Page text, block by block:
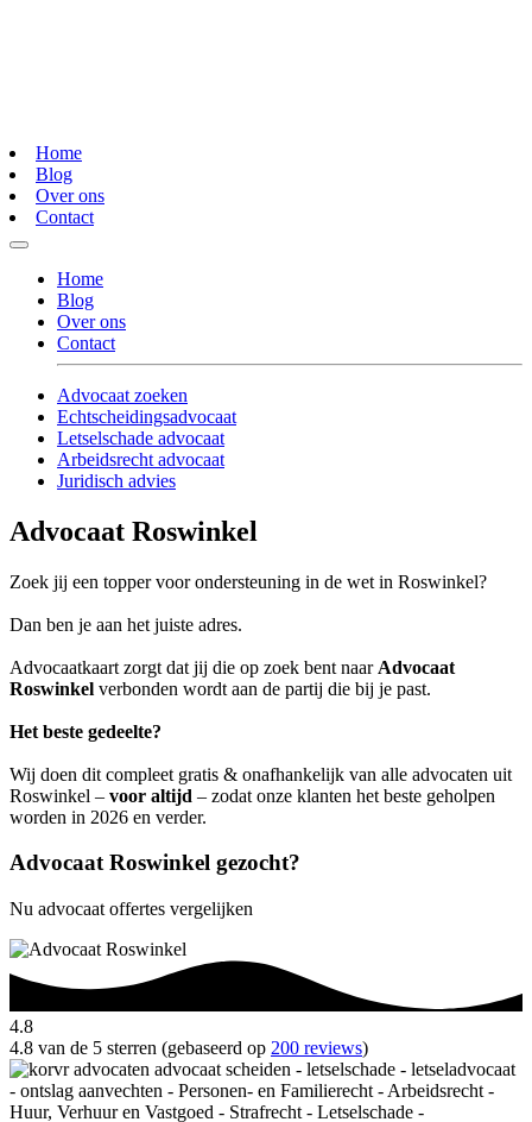
Home
Blog
Over ons
Contact
Home
Blog
Over ons
Contact
Advocaat zoeken
Echtscheidingsadvocaat
Letselschade advocaat
Arbeidsrecht advocaat
Juridisch advies
Advocaat Roswinkel
Zoek jij een topper voor ondersteuning in de wet in Roswinkel?
Dan ben je aan het juiste adres.
Advocaatkaart zorgt dat jij die op zoek bent naar Advocaat
Roswinkel verbonden wordt aan de partij die bij je past.
Het beste gedeelte?
Wij doen dit compleet gratis & onafhankelijk van alle advocaten uit
Roswinkel – voor altijd – zodat onze klanten het beste geholpen
worden in 2026 en verder.
Advocaat Roswinkel gezocht?
Nu advocaat offertes vergelijken
4.8
4.8 van de 5 sterren (gebaseerd op 200 reviews)